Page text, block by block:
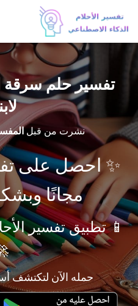
تفسير حلم سرقة
نشرت من قبل
✨ احصل على
مجانًا
حمله الآن لتكتشف